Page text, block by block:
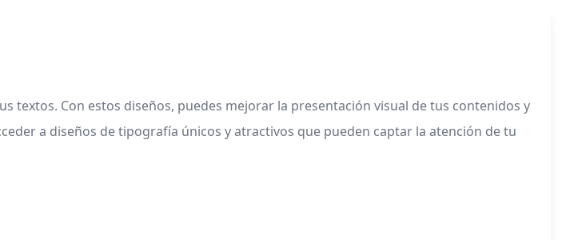
textos. Con estos diseños, puedes mejorar la presentación visual de tus contenidos y
a diseños de tipografía únicos y atractivos que pueden captar la atención de tu